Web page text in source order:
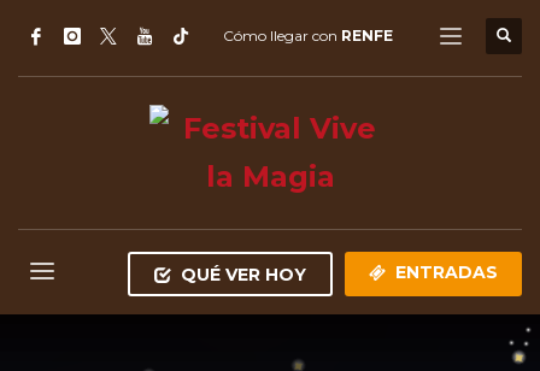
Cómo llegar con RENFE
QUÉ VER HOY ENTRADAS